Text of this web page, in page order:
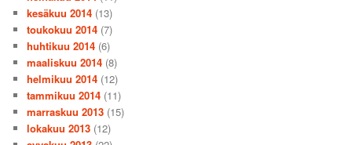
kesäkuu 2014 (13)
toukokuu 2014 (7)
huhtikuu 2014 (6)
maaliskuu 2014 (8)
helmikuu 2014 (12)
tammikuu 2014 (11)
marraskuu 2013 (15)
lokakuu 2013 (12)